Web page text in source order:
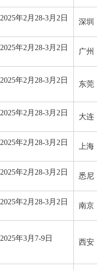
2025年2月28-3月2日 深圳
2025年2月28-3月2日 广州
2025年2月28-3月2日 东莞
2025年2月28-3月2日 大连
2025年2月28-3月2日 上海
2025年2月28-3月2日 悉尼
2025年2月28-3月2日 南京
2025年3月7-9日 西安